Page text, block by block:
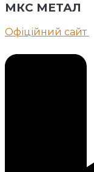
МКС МЕТАЛ
Офіційний сайт